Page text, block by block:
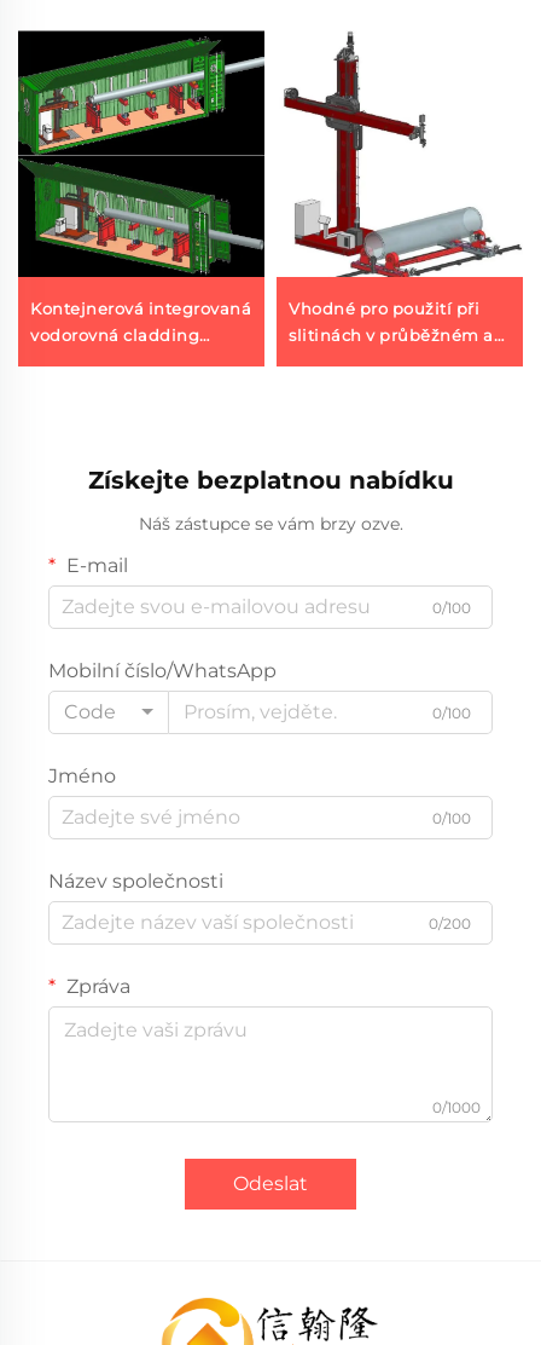
Kontejnerová integrovaná
vodorovná cladding
Vhodné pro použití při
slitinách v průběžném a
Získejte bezplatnou nabídku
Náš zástupce se vám brzy ozve.
E-mail
0/100
Mobilní číslo/WhatsApp
Code
0/100
Jméno
0/100
Název společnosti
0/200
Zpráva
0/1000
Odeslat